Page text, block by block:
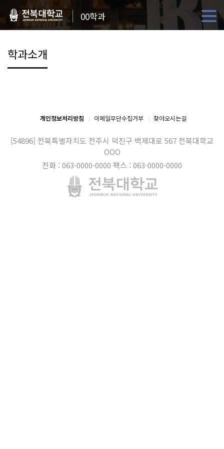
00학과
학과소개
개인정보처리방침 이메일무단수집거부 찾아오시는길
[54896] 전북특별자치도 전주시 덕진구 백제대로 567 전북대학교
OOO
전화 : 063-0000-0000 팩스 : 063-0000-0000